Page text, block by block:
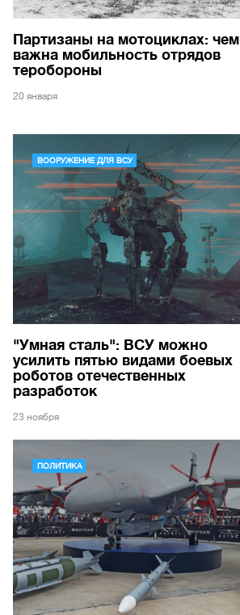
Партизаны на мотоциклах: чем
важна мобильность отрядов
теробороны
20 января
ВООРУЖЕНИЕ ДЛЯ ВСУ
"Умная сталь": ВСУ можно
усилить пятью видами боевых
роботов отечественных
разработок
23 ноября
ПОЛИТИКА